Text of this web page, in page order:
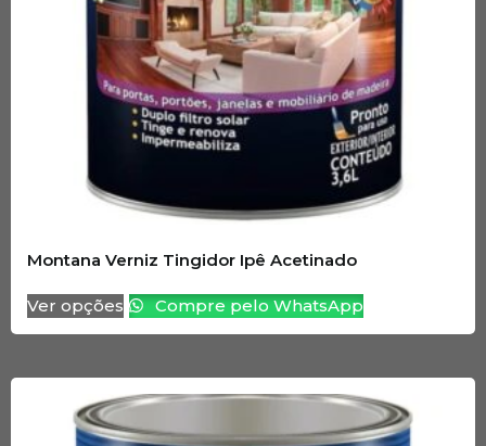
Montana Verniz Tingidor Ipê Acetinado
Ver opções Compre pelo WhatsApp